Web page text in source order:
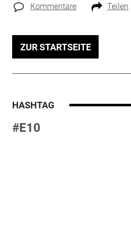
Kommentare Teilen
ZUR STARTSEITE
HASHTAG
#E10